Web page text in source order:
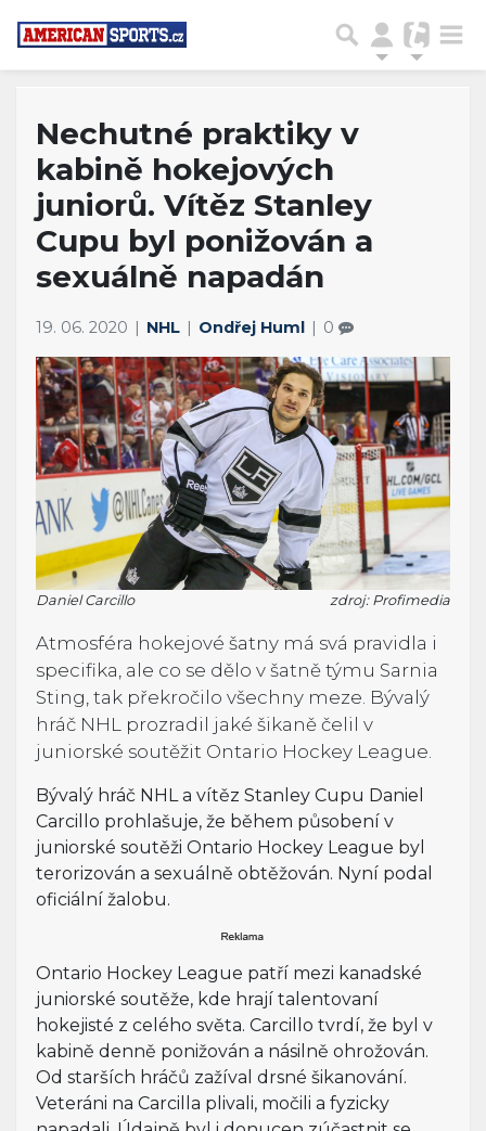
Nechutné praktiky v
kabině hokejových
juniorů. Vítěz Stanley
Cupu byl ponižován a
sexuálně napadán
19. 06. 2020 NHL Ondřej Huml 0
Daniel Carcillo zdroj: Profimedia
Atmosféra hokejové šatny má svá pravidla i
specifika, ale co se dělo v šatně týmu Sarnia
Sting, tak překročilo všechny meze. Bývalý
hráč NHL prozradil jaké šikaně čelil v
juniorské soutěžit Ontario Hockey League.
Bývalý hráč NHL a vítěz Stanley Cupu Daniel
Carcillo prohlašuje, že během působení v
juniorské soutěži Ontario Hockey League byl
terorizován a sexuálně obtěžován. Nyní podal
oficiální žalobu.
Ontario Hockey League patří mezi kanadské
juniorské soutěže, kde hrají talentovaní
hokejisté z celého světa. Carcillo tvrdí, že byl v
kabině denně ponižován a násilně ohrožován.
Od starších hráčů zažíval drsné šikanování.
Veteráni na Carcilla plivali, močili a fyzicky